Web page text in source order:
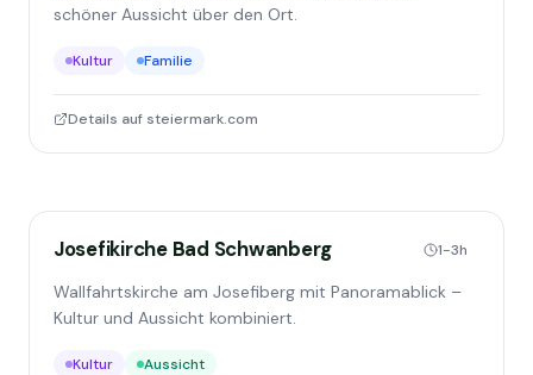
schöner Aussicht über den Ort.
Kultur Familie
Details auf steiermark.com
Josefikirche Bad Schwanberg 1-3h
Wallfahrtskirche am Josefiberg mit Panoramablick –
Kultur und Aussicht kombiniert.
Kultur Aussicht